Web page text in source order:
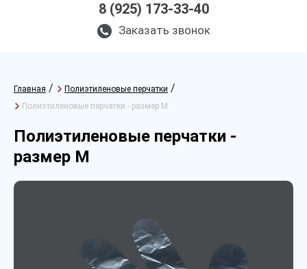
8 (925) 173-33-40
Заказать звонок
Главная / Полиэтиленовые перчатки /
Полиэтиленовые перчатки - размер M
Полиэтиленовые перчатки -
размер M